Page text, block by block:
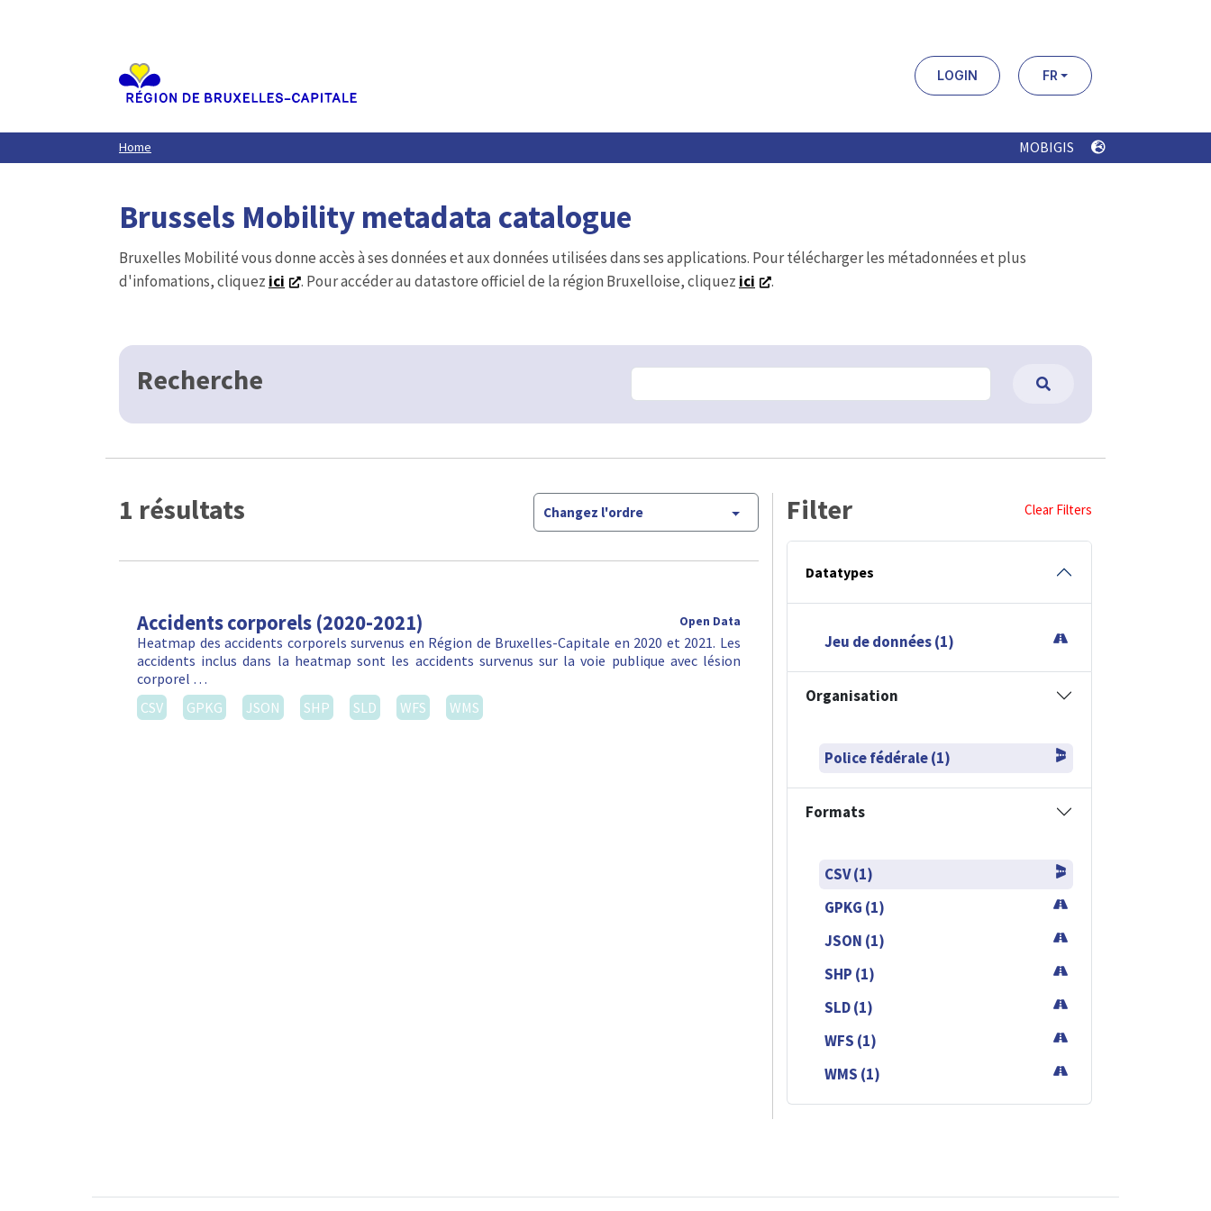
LOGIN FR
Home MOBIGIS
Brussels Mobility metadata catalogue
Bruxelles Mobilité vous donne accès à ses données et aux données utilisées dans ses applications. Pour télécharger les métadonnées et plus
d'infomations, cliquez ici . Pour accéder au datastore officiel de la région Bruxelloise, cliquez ici .
Recherche
1 résultats Changez l'ordre
Accidents corporels (2020-2021) Open Data
Heatmap des accidents corporels survenus en Région de Bruxelles-Capitale en 2020 et 2021. Les
accidents inclus dans la heatmap sont les accidents survenus sur la voie publique avec lésion
corporel …
CSV
GPKG JSON SHP SLD WFS WMS
Filter Clear Filters
Datatypes
Jeu de données (1)
Organisation
Police fédérale (1)
Formats
CSV (1)
GPKG (1)
JSON (1)
SHP (1)
SLD (1)
WFS (1)
WMS (1)